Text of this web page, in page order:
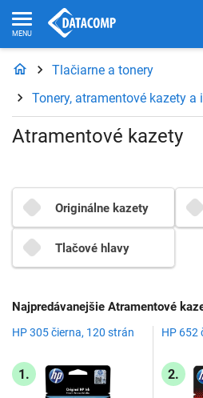
Tlačiarne a tonery
Tonery, atramentové kazety a
Atramentové kazety
Originálne kazety
Tlačové hlavy
Najpredávanejšie Atramentové
1.
HP 305 čierna, 120 strán
2.
HP 652